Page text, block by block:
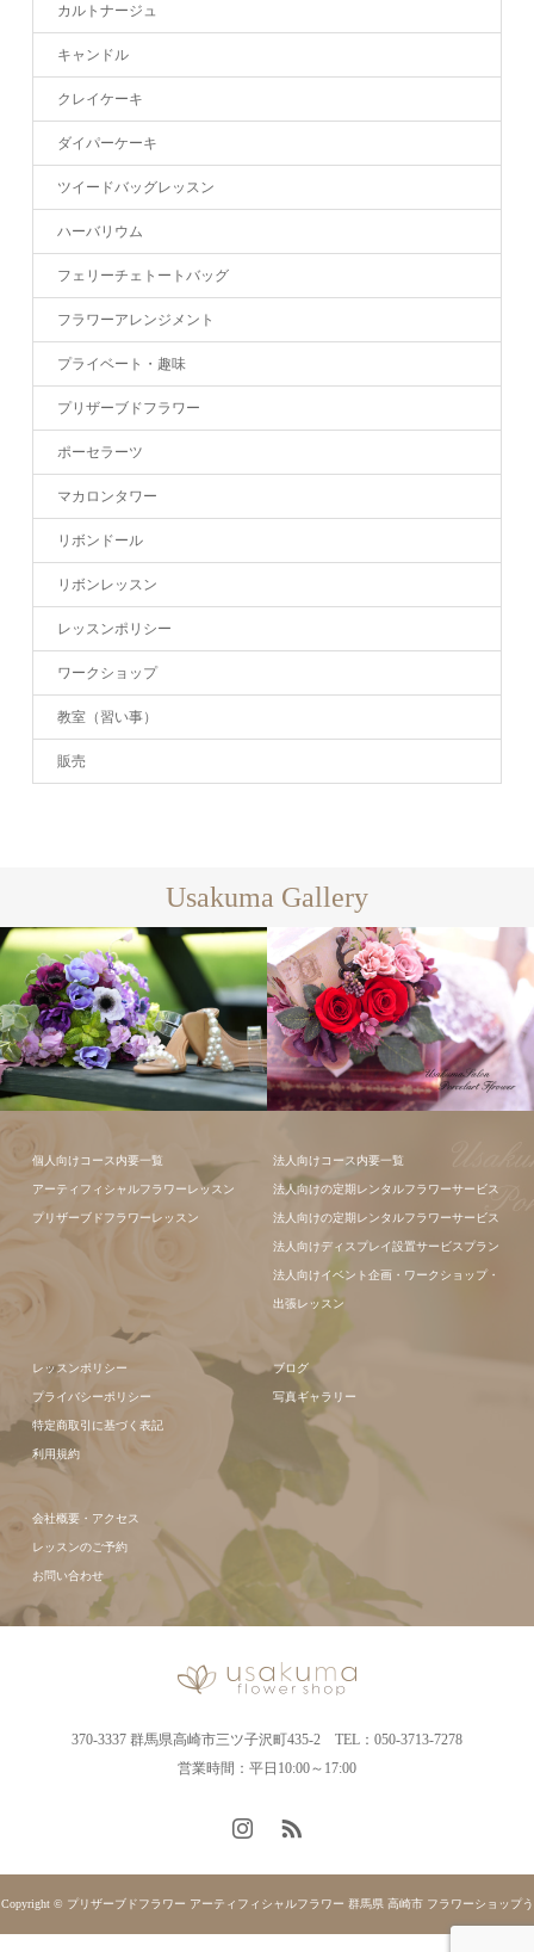
カルトナージュ
キャンドル
クレイケーキ
ダイパーケーキ
ツイードバッグレッスン
ハーバリウム
フェリーチェトートバッグ
フラワーアレンジメント
プライベート・趣味
プリザーブドフラワー
ポーセラーツ
マカロンタワー
リボンドール
リボンレッスン
レッスンポリシー
ワークショップ
教室（習い事）
販売
Usakuma Gallery
ンジメント
ンジメント
個人向けコース内要一覧
アーティフィシャルフラワーレッスン
プリザーブドフラワーレッスン
法人向けコース内要一覧
法人向けの定期レンタルフラワーサービス
法人向けの定期レンタルフラワーサービス
法人向けディスプレイ設置サービスプラン
法人向けイベント企画・ワークショップ・
出張レッスン
レッスンポリシー
プライバシーポリシー
特定商取引に基づく表記
利用規約
ブログ
写真ギャラリー
会社概要・アクセス
レッスンのご予約
お問い合わせ
370-3337 群馬県高崎市三ツ子沢町435-2 TEL：050-3713-7278
営業時間：平日10:00～17:00
Copyright © プリザーブドフラワー アーティフィシャルフラワー 群馬県 高崎市 フラワーショップう